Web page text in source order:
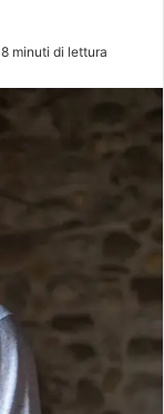
8 minuti di lettura